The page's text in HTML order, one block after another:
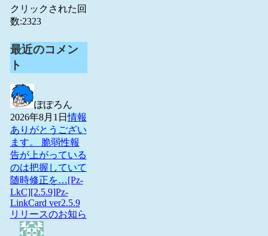
クリックされた回
数:2323
最近のコメン
ト
ぽぽろん
2026年8月1日情報
ありがとうござい
ます。 脆弱性報
告が上がっている
のは把握していて
随時修正を…[Pz-
LkC][2.5.9]Pz-
LinkCard ver2.5.9
リリースのお知ら